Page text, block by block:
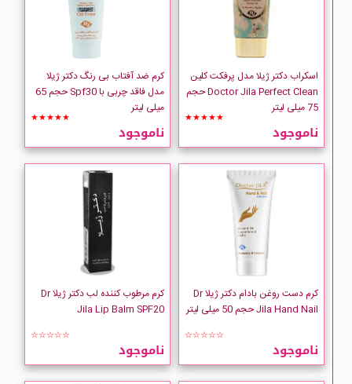
اسکراب دکتر ژیلا مدل پرفکت کلین
Doctor Jila Perfect Clean حجم
75 میلی لیتر
★★★★★
ناموجود
کرم ضد آفتاب بی رنگ دکتر ژیلا
مدل فاقد چربی با Spf30 حجم 65
میلی لیتر
★★★★★
ناموجود
کرم دست روغن بادام دکتر ژیلا Dr
Jila Hand Nail حجم 50 میلی لیتر
☆☆☆☆☆
ناموجود
کرم مرطوب کننده لب دکتر ژیلا Dr
Jila Lip Balm SPF20
☆☆☆☆☆
ناموجود